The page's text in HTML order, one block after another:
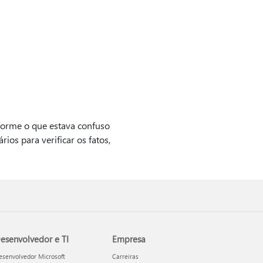
o que estava confuso
para verificar os fatos,
e TI
Microsoft
Empresa
Carreiras